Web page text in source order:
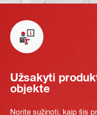
Užsakyti
objekte
Norite sužinoti, kaip šis